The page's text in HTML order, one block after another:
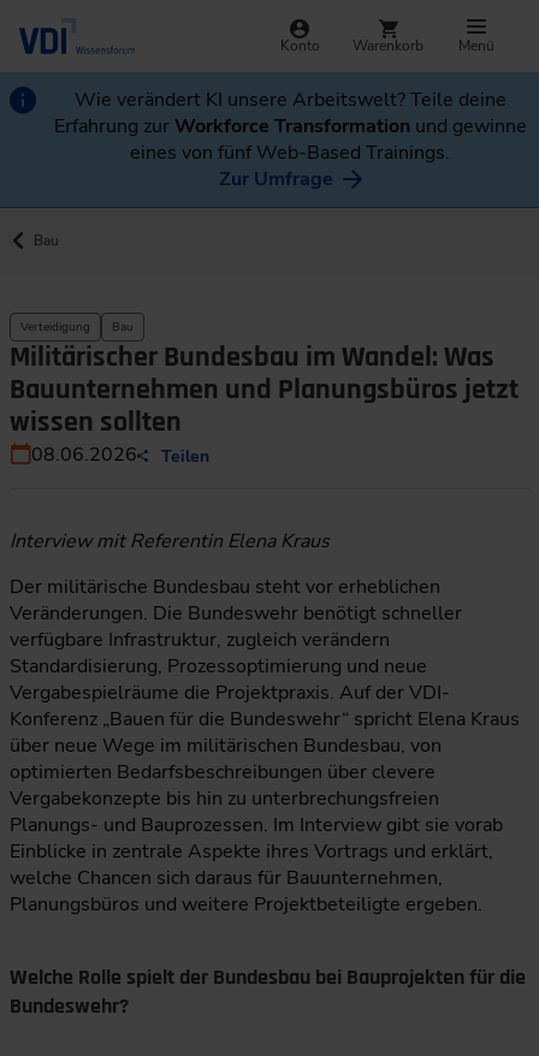
Konto Warenkorb Menü
Wie verändert KI unsere Arbeitswelt? Teile deine
Erfahrung zurWorkforce Transformation und gewinne
eines von fünf Web-Based Trainings.
Zur Umfrage
Bau
Verteidigung Bau
Militärischer Bundesbau im Wandel: Was
Bauunternehmen und Planungsbüros jetzt
wissen sollten
08.06.2026 Teilen
Interview mit Referentin Elena Kraus
Der militärische Bundesbau steht vor erheblichen
Veränderungen. Die Bundeswehr benötigt schneller
verfügbare Infrastruktur, zugleich verändern
Standardisierung, Prozessoptimierung und neue
Vergabespielräume die Projektpraxis. Auf der VDI-
Konferenz „Bauen für die Bundeswehr“ spricht Elena Kraus
über neue Wege im militärischen Bundesbau, von
optimierten Bedarfsbeschreibungen über clevere
Vergabekonzepte bis hin zu unterbrechungsfreien
Planungs- und Bauprozessen. Im Interview gibt sie vorab
Einblicke in zentrale Aspekte ihres Vortrags und erklärt,
welche Chancen sich daraus für Bauunternehmen,
Planungsbüros und weitere Projektbeteiligte ergeben.
Welche Rolle spielt der Bundesbau bei Bauprojekten für die
Bundeswehr?